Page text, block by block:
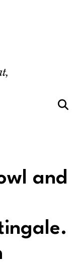
and